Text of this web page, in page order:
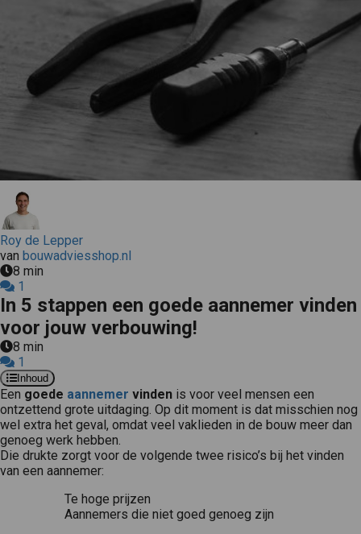
Roy de Lepper
van bouwadviesshop.nl
8 min
1
In 5 stappen een goede aannemer vinden
voor jouw verbouwing!
8 min
1
Inhoud
Een goede aannemer vinden is voor veel mensen een
ontzettend grote uitdaging. Op dit moment is dat misschien nog
wel extra het geval, omdat veel vaklieden in de bouw meer dan
genoeg werk hebben.
Die drukte zorgt voor de volgende twee risico’s bij het vinden
van een aannemer:
Te hoge prijzen
Aannemers die niet goed genoeg zijn